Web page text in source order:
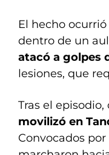
El hecho
dentro de un
atacó a golpes
lesiones, que
Tras el
movilizó en
Convocados